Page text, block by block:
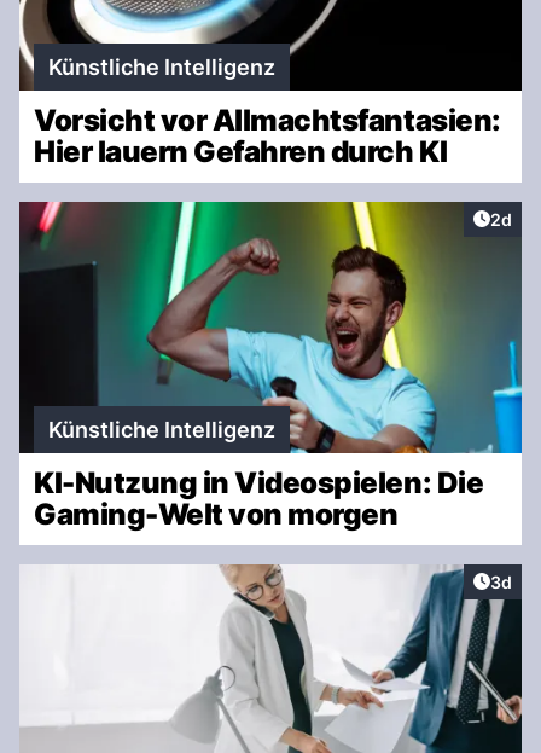
Künstliche Intelligenz
Vorsicht vor Allmachtsfantasien:
Hier lauern Gefahren durch KI
2d
Künstliche Intelligenz
KI-Nutzung in Videospielen: Die
Gaming-Welt von morgen
3d